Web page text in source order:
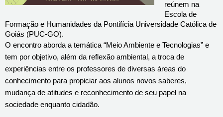
reúnem na
Escola de
Formação e Humanidades da Pontifícia Universidade Católica de
Goiás (PUC-GO).
O encontro aborda a temática “Meio Ambiente e Tecnologias” e
tem por objetivo, além da reflexão ambiental, a troca de
experiências entre os professores de diversas áreas do
conhecimento para propiciar aos alunos novos saberes,
mudança de atitudes e reconhecimento de seu papel na
sociedade enquanto cidadão.